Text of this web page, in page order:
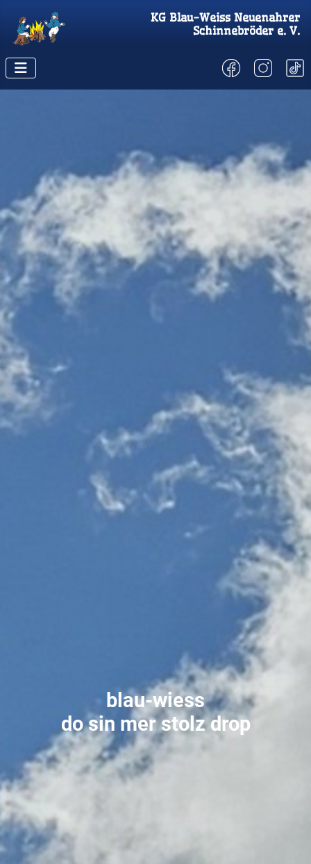
KG Blau-Weiss Neuenahrer
Schinnebröder e. V.
blau-wiess
do sin mer stolz drop